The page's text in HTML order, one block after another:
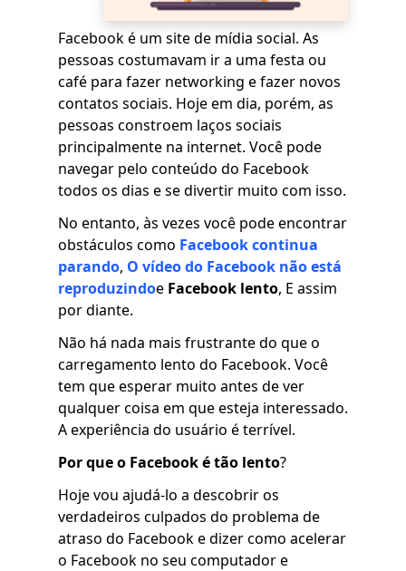
Facebook é um site de mídia social. As
pessoas costumavam ir a uma festa ou
café para fazer networking e fazer novos
contatos sociais. Hoje em dia, porém, as
pessoas constroem laços sociais
principalmente na internet. Você pode
navegar pelo conteúdo do Facebook
todos os dias e se divertir muito com isso.
No entanto, às vezes você pode encontrar
obstáculos como Facebook continua
parando, O vídeo do Facebook não está
reproduzindoe Facebook lento, E assim
por diante.
Não há nada mais frustrante do que o
carregamento lento do Facebook. Você
tem que esperar muito antes de ver
qualquer coisa em que esteja interessado.
A experiência do usuário é terrível.
Por que o Facebook é tão lento?
Hoje vou ajudá-lo a descobrir os
verdadeiros culpados do problema de
atraso do Facebook e dizer como acelerar
o Facebook no seu computador e